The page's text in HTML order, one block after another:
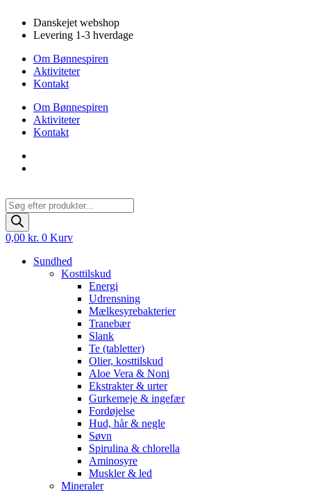
indhold
Danskejet webshop
Levering 1-3 hverdage
Om Bønnespiren
Aktiviteter
Kontakt
Om Bønnespiren
Aktiviteter
Kontakt
Products
search
0,00 kr. 0 Kurv
Sundhed
Kosttilskud
Energi
Udrensning
Mælkesyrebakterier
Tranebær
Slank
Te (tabletter)
Olier, kosttilskud
Aloe Vera & Noni
Ekstrakter & urter
Gurkemeje & ingefær
Fordøjelse
Hud, hår & negle
Søvn
Spirulina & chlorella
Aminosyre
Muskler & led
Mineraler